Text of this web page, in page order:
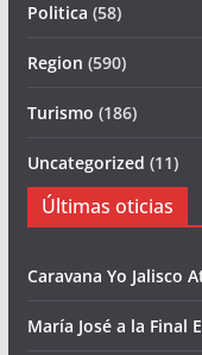
Politica (58)
Region (590)
Turismo (186)
Uncategorized (11)
Últimas oticias
Caravana Yo Jalisco
María José a la Final